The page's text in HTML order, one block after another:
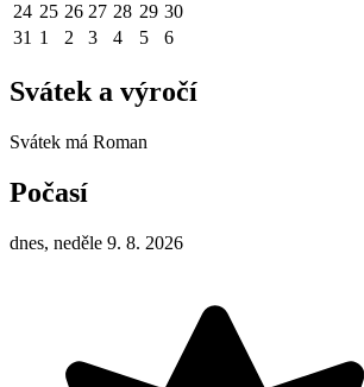
24 25 26 27 28 29 30
31 1 2 3 4 5 6
Svátek a výročí
Svátek má Roman
Počasí
dnes, neděle 9. 8. 2026